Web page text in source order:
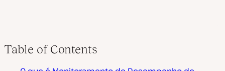
Table of Contents